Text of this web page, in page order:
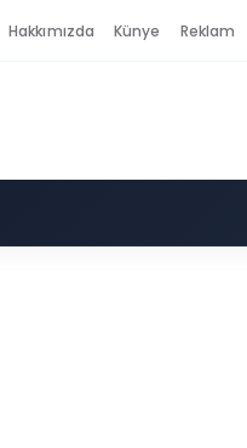
Hakkımızda Künye Reklam